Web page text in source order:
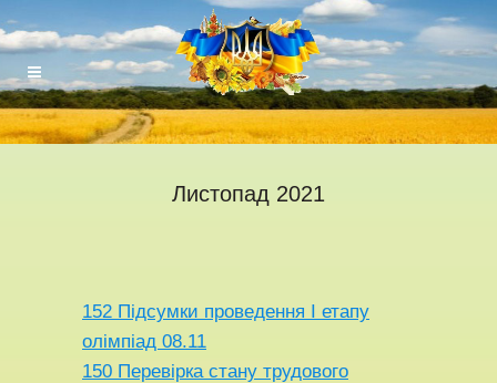
Листопад 2021
152 Підсумки проведення І етапу
олімпіад 08.11
150 Перевірка стану трудового